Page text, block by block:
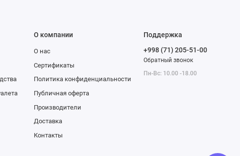
О компании
О нас
Сертификаты
Политика конфиденциальности
Публичная оферта
Производители
Доставка
Контакты
Поддержка
+998 (71) 205-51-00
Обратный звонок
Пн-Вс: 10.00 -18.00